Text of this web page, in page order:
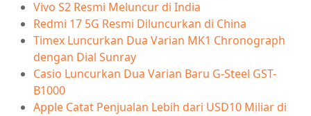
Vivo S2 Resmi Meluncur di India
Redmi 17 5G Resmi Diluncurkan di China
Timex Luncurkan Dua Varian MK1 Chronograph
dengan Dial Sunray
Casio Luncurkan Dua Varian Baru G-Steel GST-
B1000
Apple Catat Penjualan Lebih dari USD10 Miliar di